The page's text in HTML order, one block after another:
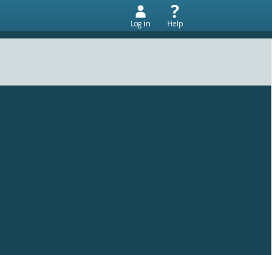
Log in Help